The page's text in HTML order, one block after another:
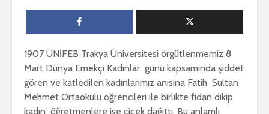
1907 ÜNİFEB Trakya Üniversitesi örgütlenmemiz 8
Mart Dünya Emekçi Kadınlar günü kapsamında şiddet
gören ve katledilen kadınlarımız anısına Fatih Sultan
Mehmet Ortaokulu öğrencileri ile birlikte fidan dikip
kadın öğretmenlere ise çiçek dağıttı. Bu anlamlı